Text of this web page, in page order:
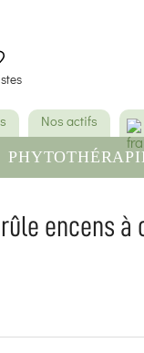
Nos actifs
encens à